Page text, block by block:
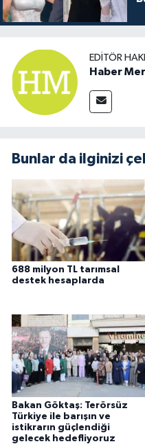
EDITÖR
Haber
Bunlar da ilginizi
688 milyon TL tarımsal
destek hesaplarda
Bakan Göktaş: Terörsüz
Türkiye ile barışın ve
istikrarın güçlendiği
gelecek hedefliyoruz